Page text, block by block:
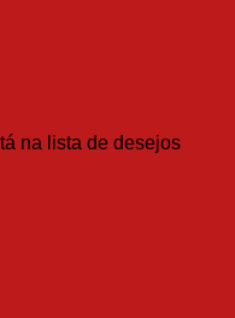
na lista de desejos